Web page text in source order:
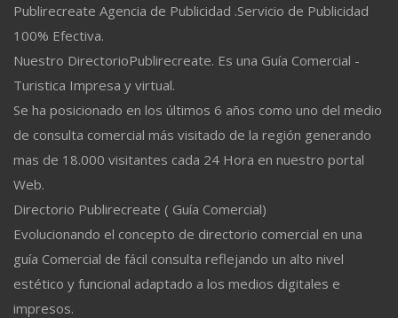
Publirecreate Agencia de Publicidad .Servicio de Publicidad
100% Efectiva.
Nuestro DirectorioPublirecreate. Es una Guía Comercial -
Turistica Impresa y virtual.
Se ha posicionado en los últimos 6 años como uno del medio
de consulta comercial más visitado de la región generando
mas de 18.000 visitantes cada 24 Hora en nuestro portal
Web.
Directorio Publirecreate ( Guía Comercial)
Evolucionando el concepto de directorio comercial en una
guía Comercial de fácil consulta reflejando un alto nivel
estético y funcional adaptado a los medios digitales e
impresos.